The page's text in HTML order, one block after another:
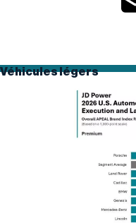
Véhicules légers